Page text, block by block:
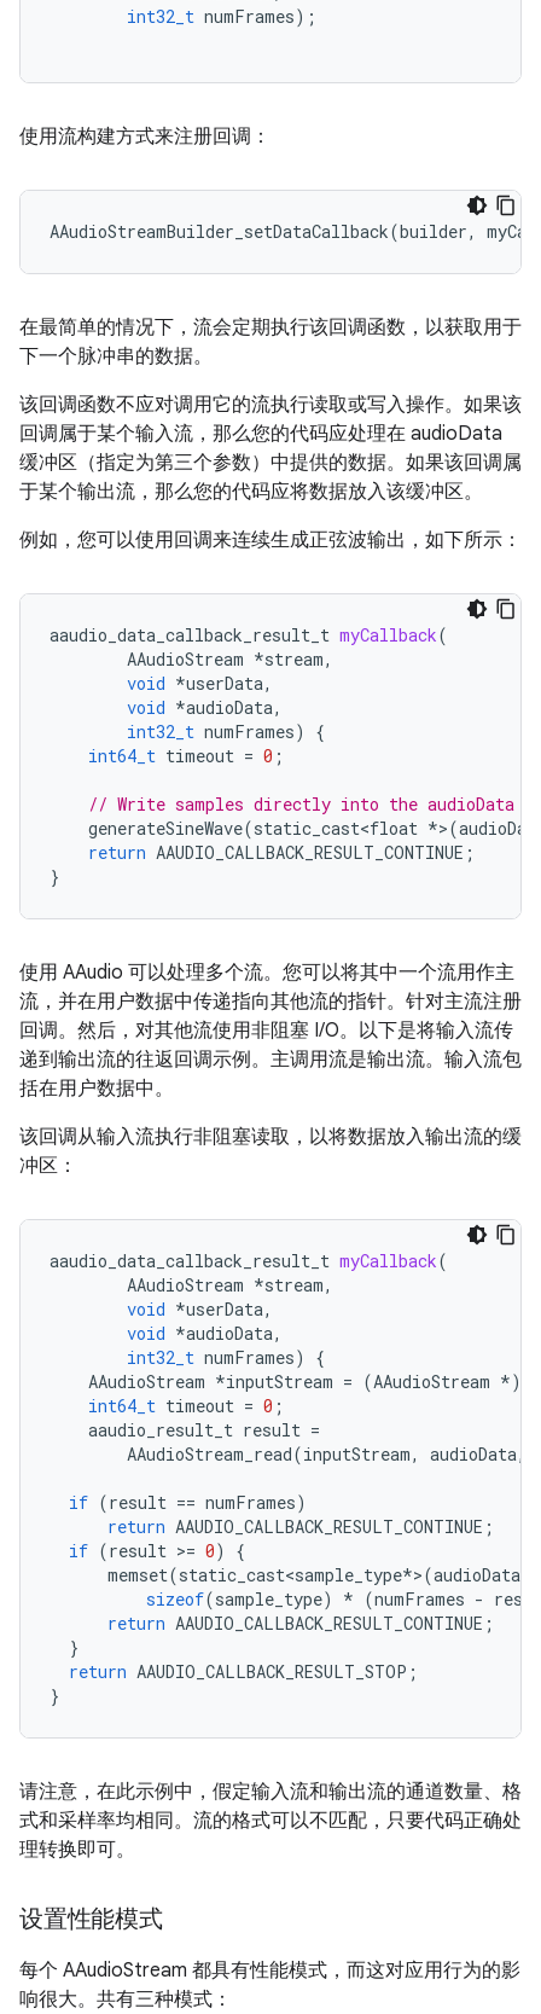
int32_t numFrames);
使用流构建方式来注册回调：
AAudioStreamBuilder_setDataCallback(builder,
在最简单的情况下，流会定期执行该回调函数，以获取用于
下一个脉冲串的数据。
该回调函数不应对调用它的流执行读取或写入操作。如果该
回调属于某个输入流，那么您的代码应处理在 audioData
缓冲区（指定为第三个参数）中提供的数据。如果该回调属
于某个输出流，那么您的代码应将数据放入该缓冲区。
例如，您可以使用回调来连续生成正弦波输出，如下所示：
aaudio_data_callback_result_t myCallback(
AAudioStream *stream,
void *userData,
void *audioData,
int32_t numFrames)
{
int64_t timeout = 0 ;
// Write samples directly into the audioData
generateSineWave(static_cast<float *>(
return AAUDIO_CALLBACK_RESULT_CONTINUE ;
}
使用 AAudio 可以处理多个流。您可以将其中一个流用作主
流，并在用户数据中传递指向其他流的指针。针对主流注册
回调。然后，对其他流使用非阻塞 I/O。以下是将输入流传
递到输出流的往返回调示例。主调用流是输出流。输入流包
括在用户数据中。
该回调从输入流执行非阻塞读取，以将数据放入输出流的缓
冲区：
aaudio_data_callback_result_t myCallback(
AAudioStream *stream,
void *userData,
void *audioData,
int32_t numFrames)
{
AAudioStream *inputStream = (AAudioStream *)
int64_t timeout = 0 ;
aaudio_result_t result =
AAudioStream_read(inputStream, audioData,
if (result == numFrames)
return AAUDIO_CALLBACK_RESULT_CONTINUE ;
if (result >= 0)
{
memset(static_cast<sample_type*>(audioData
sizeof(sample_type) * (numFrames -
return AAUDIO_CALLBACK_RESULT_CONTINUE ;
}
return AAUDIO_CALLBACK_RESULT_STOP ;
}
请注意，在此示例中，假定输入流和输出流的通道数量、格
式和采样率均相同。流的格式可以不匹配，只要代码正确处
理转换即可。
设置性能模式
每个 AAudioStream 都具有性能模式，而这对应用行为的影
响很大。 共有三种模式：